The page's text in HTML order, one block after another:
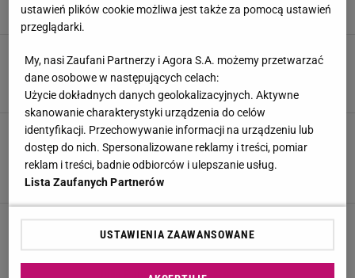
Natalia Majta,2 LISTOPADA 2023, 21:00
Załamka po "Kuchennych rewolucjach". "Pan
nie zrobił nic". Gessler wyszła z hukiem
Dominika Kowalska,14 WRZEŚNIA 2023, 21:45
Łazienka Doroty Szelągowskiej to Francja-
elegancja. Na suficie zawiesiła pałacowy
żyrandol
Natalia Majta,
"Ślub od pierwszego wejrzenia". Anita zrobiła
remont w pokojach dzieci. Pochwaliła się
efektem. Jest przeuroczo
Julia Panicz,8 MAJA 2023, 22:00
ustawień plików cookie możliwa jest także za pomocą ustawień
przeglądarki.
My, nasi Zaufani Partnerzy i Agora S.A. możemy przetwarzać
dane osobowe w następujących celach:
Użycie dokładnych danych geolokalizacyjnych. Aktywne
skanowanie charakterystyki urządzenia do celów
identyfikacji. Przechowywanie informacji na urządzeniu lub
dostęp do nich. Spersonalizowane reklamy i treści, pomiar
reklam i treści, badnie odbiorców i ulepszanie usług.
Lista Zaufanych Partnerów
USTAWIENIA ZAAWANSOWANE